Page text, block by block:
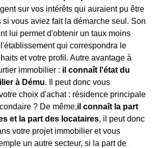
sur vos intérêts qui auraient pu être
si vous aviez fait la démarche seul. Son
lui permet d'obtenir un taux moins
qui correspondra le
et votre profil. Autre avantage à
immobilier : il connaît l'état du
à Dému. Il peut donc vous
choix d'achat : résidence principale
? De même,il connaît la part
et la part des locataires, il peut donc
votre projet immobilier et vous
un autre secteur, si la part de